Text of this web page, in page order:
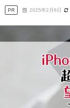
PR 2025年2月6日